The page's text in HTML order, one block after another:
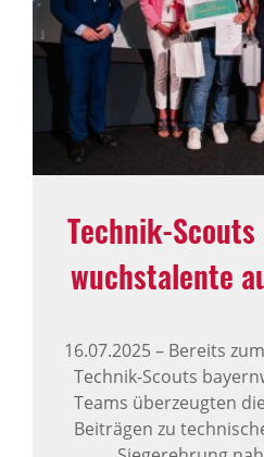
Technik-
wuchs­ta­lente
16.07.2025–Bereits
Technik-Scouts
Teams überzeugten
Beiträgen zu